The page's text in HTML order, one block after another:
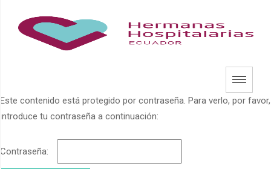
Este contenido está protegido por contraseña. Para verlo, por favor,
introduce tu contraseña a continuación:
Contraseña: